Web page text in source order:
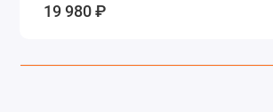
19 980 ₽